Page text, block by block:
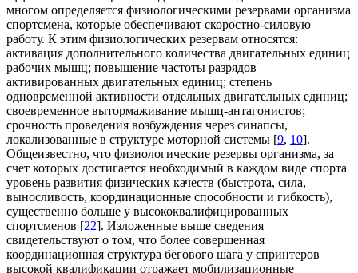
многом определяется физиологическими резервами организма
спортсмена, которые обеспечивают скоростно-силовую
работу. К этим физиологических резервам относятся:
активация дополнительного количества двигательных единиц
рабочих мышц; повышение частоты разрядов
активированных двигательных единиц; степень
одновременной активности отдельных двигательных единиц;
своевременное вытормаживание мышц-антагонистов;
срочность проведения возбуждения через синапсы,
локализованные в структуре моторной системы [9, 10].
Общеизвестно, что физиологические резервы организма, за
счет которых достигается необходимый в каждом виде спорта
уровень развития физических качеств (быстрота, сила,
выносливость, координационные способности и гибкость),
существенно больше у высококвалифицированных
спортсменов [22]. Изложенные выше сведения
свидетельствуют о том, что более совершенная
координационная структура бегового шага у спринтеров
высокой квалификации отражает мобилизационные